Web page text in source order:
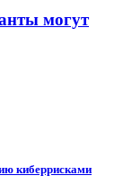
могут
киберрисками